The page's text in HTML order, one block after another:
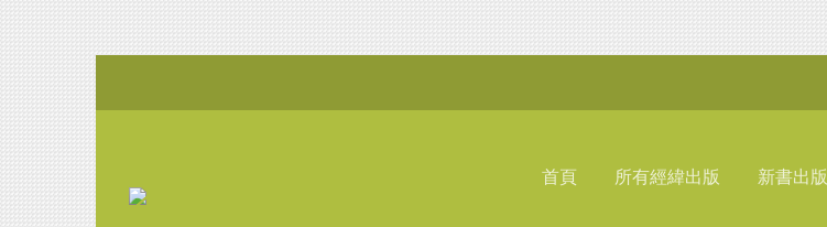
首頁 所有經緯出版 新書出版